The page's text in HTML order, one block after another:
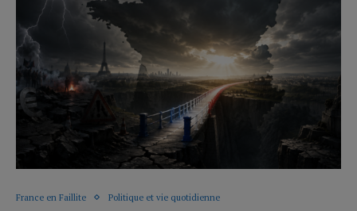
France en Faillite Politique et vie quotidienne